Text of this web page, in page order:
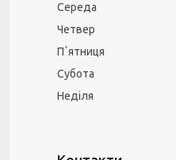
Середа
Четвер
Пʼятниця
Субота
Неділя